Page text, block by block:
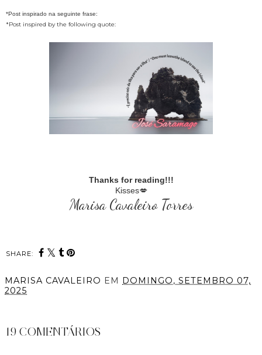
*Post inspirado na seguinte frase:
*Post inspired by the following quote:
Thanks for reading!!!
Kisses💋
Marisa Cavaleiro Torres
SHARE:
MARISA CAVALEIRO EM DOMINGO, SETEMBRO 07,
2025
19 COMENTÁRIOS